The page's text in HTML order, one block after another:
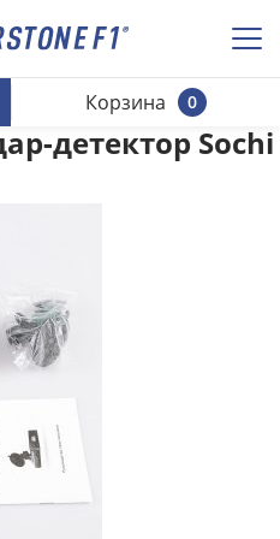
0
Корзина
детектор Sochi